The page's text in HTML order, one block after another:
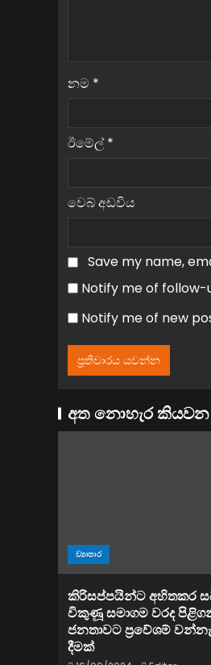
නම *
ඊමේල් *
වෙබ් අඩවිය
Save my name,
Notify me of
Notify me of new
අත නොහැර කියවන
ව්‍යාපාර
කිරිසප්පයින්ට අහිතකර
විකුණූ සමාගම වරද
ජනතාවට ප්‍රවේශම්
දීමක්